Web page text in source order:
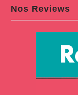
Nos Reviews